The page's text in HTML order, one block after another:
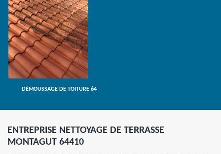
DÉMOUSSAGE DE TOITURE 64
ENTREPRISE NETTOYAGE DE TERRASSE
MONTAGUT 64410